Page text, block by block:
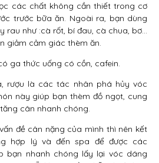
các chất không cần thiết trong cơ
trước bữa ăn. Ngoài ra, bạn dùng
rau như :cà rốt, bí đau, cà chua, bơ…
giảm cảm giác thèm ăn.
ga thức uống có cồn, cafein.
rượu là các tác nhân phá hủy vóc
này giúp bạn thèm đồ ngọt, cung
cân nhanh chóng.
đề cân nặng của mình thì nên kết
hợp lý và đến spa để được các
bạn nhanh chóng lấy lại vóc dáng